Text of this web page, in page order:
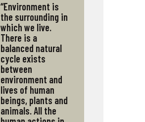
“Environment is
the surrounding in
which we live.
There is a
balanced natural
cycle exists
between
environment and
lives of human
beings, plants and
animals. All the